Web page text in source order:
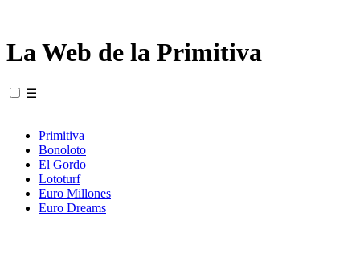
La Web de la Primitiva
☰
Primitiva
Bonoloto
El Gordo
Lototurf
Euro Millones
Euro Dreams